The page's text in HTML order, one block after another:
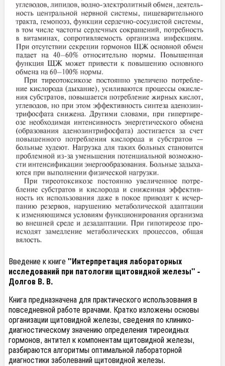
Введение к книге"Интерпретация лабораторных
исследований при патологии щитовидной железы" -
Долгов В. В.
Книга предназначена для практического использования в
повседневной работе врачами. Кратко изложены основы
организации щитовидной железы, сведения по клинико-
диагностическому значению определения тиреоидных
гормонов, антител к компонентам щитовидной железы,
разбираются алгоритмы оптимальной лабораторной
диагностики заболеваний щитовидной железы.